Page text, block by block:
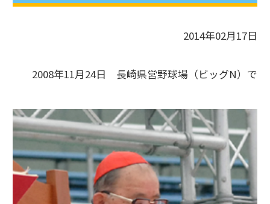
2014年02月17日
2008年11月24日 長崎県営野球場（ビッグN）で